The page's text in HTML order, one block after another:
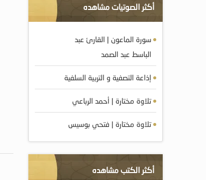
أكثر الصوتيات مشاهده
سورة الماعون | القارئ عبد
الباسط عبد الصمد
إذاعة التصفية و التربية السلفية
تلاوة مختارة | أحمد الرباعي
تلاوة مختارة | فتحي بوسيس
أكثر الكتب مشاهده